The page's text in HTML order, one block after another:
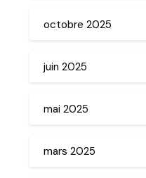
octobre 2025
juin 2025
mai 2025
mars 2025